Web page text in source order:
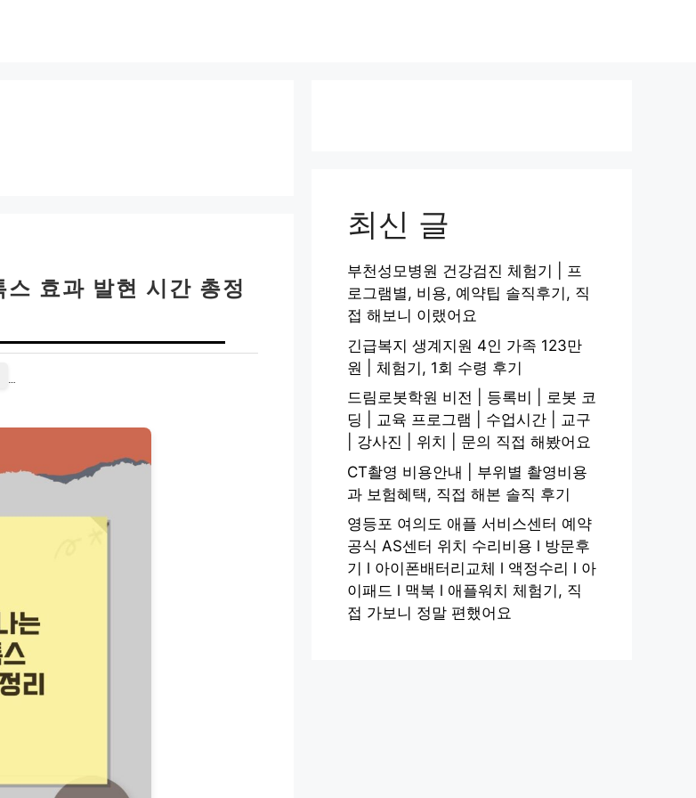
효과 발현 시간 총정
최신 글
부천성모병원 건강검진 체험기 | 프
로그램별, 비용, 예약팁 솔직후기, 직
접 해보니 이랬어요
긴급복지 생계지원 4인 가족 123만
원 | 체험기, 1회 수령 후기
드림로봇학원 비전 | 등록비 | 로봇 코
딩 | 교육 프로그램 | 수업시간 | 교구
| 강사진 | 위치 | 문의 직접 해봤어요
CT촬영 비용안내 | 부위별 촬영비용
과 보험혜택, 직접 해본 솔직 후기
영등포 여의도 애플 서비스센터 예약
공식 AS센터 위치 수리비용 l 방문후
기 l 아이폰배터리교체 l 액정수리 l 아
이패드 l 맥북 l 애플워치 체험기, 직
접 가보니 정말 편했어요